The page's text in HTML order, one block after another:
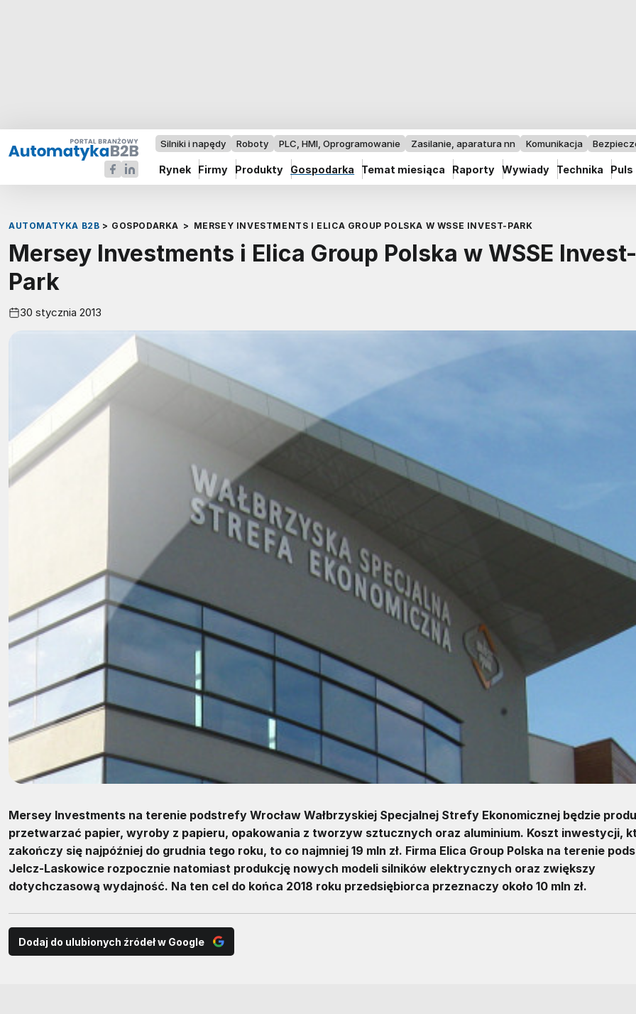
Silniki i napędy Roboty PLC, HMI, Oprogramowanie Zasilanie, aparatura nn Komunikacja
Rynek Firmy Produkty Gospodarka Temat miesiąca Raporty Wywiady Technika Puls
AUTOMATYKA B2B > GOSPODARKA > MERSEY INVESTMENTS I ELICA GROUP POLSKA W WSSE INVEST-PARK
Mersey Investments i Elica Group Polska w WSSE Invest-
Park
30 stycznia 2013
Mersey Investments na terenie podstrefy Wrocław Wałbrzyskiej Specjalnej Strefy Ekonomicznej będzie
przetwarzać papier, wyroby z papieru, opakowania z tworzyw sztucznych oraz aluminium. Koszt inwestycji,
zakończy się najpóźniej do grudnia tego roku, to co najmniej 19 mln zł. Firma Elica Group Polska na terenie
Jelcz-Laskowice rozpocznie natomiast produkcję nowych modeli silników elektrycznych oraz zwiększy
dotychczasową wydajność. Na ten cel do końca 2018 roku przedsiębiorca przeznaczy około 10 mln zł.
Dodaj do ulubionych źródeł w Google